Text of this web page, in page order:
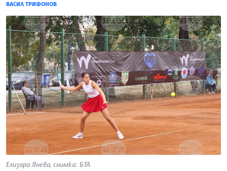
ВАСИЛ ТРИФОНОВ
Елизара Янева, снимка: БТА